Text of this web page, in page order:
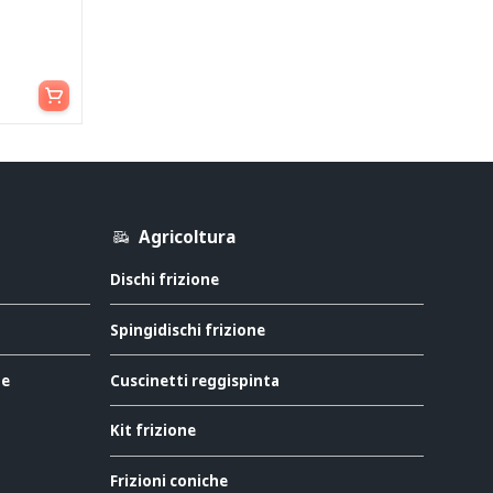
Aggiungi al carrello
Agricoltura
Dischi frizione
Spingidischi frizione
Cuscinetti reggispinta
Kit frizione
Frizioni coniche